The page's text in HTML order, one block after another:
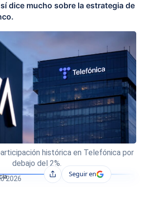
dice mucho sobre la estrategia de
histórica en Telefónica por
debajo del 2%.
2026
CompartirSeguir en